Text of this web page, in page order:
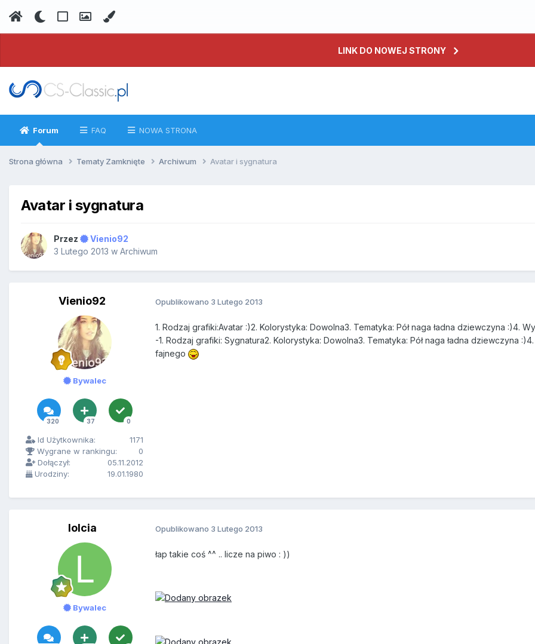
LINK DO NOWEJ STRONY
Forum FAQ NOWA STRONA
Strona główna Tematy Zamknięte Archiwum Avatar i sygnatura
Avatar i sygnatura
Przez
Vienio92
3 Lutego 2013 w Archiwum
Vienio92
Bywalec
320 37 0
Id Użytkownika:
1171
Wygrane w rankingu:
0
Dołączył:
05.11.2012
Urodziny:
19.01.1980
Opublikowano 3 Lutego 2013
1. Rodzaj grafiki:Avatar :)2. Kolorystyka: Dowolna3. Tematyka: Pół naga ładna dziewczyna :)4.
-1. Rodzaj grafiki: Sygnatura2. Kolorystyka: Dowolna3. Tematyka: Pół naga ładna dziewczyna
fajnego
lolcia
Bywalec
Opublikowano 3 Lutego 2013
łap takie coś ^^ .. licze na piwo : ))